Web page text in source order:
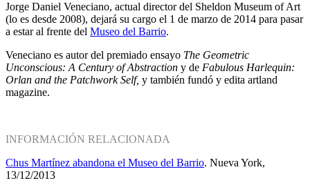
Jorge Daniel Veneciano, actual director del Sheldon Museum of Art
(lo es desde 2008), dejará su cargo el 1 de marzo de 2014 para pasar
a estar al frente del Museo del Barrio.
Veneciano es autor del premiado ensayo The Geometric
Unconscious: A Century of Abstraction y de Fabulous Harlequin:
Orlan and the Patchwork Self, y también fundó y edita artland
magazine.
INFORMACIÓN RELACIONADA
Chus Martínez abandona el Museo del Barrio. Nueva York,
13/12/2013